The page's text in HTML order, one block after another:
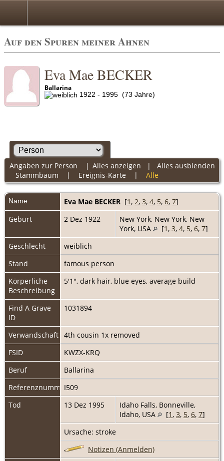
Auf den Spuren meiner Ahnen
Eva Mae BECKER
Ballarina
1922 - 1995 (73 Jahre)
Alles anzeigen | Alles ausblenden
Angaben zur Person |
Stammbaum | Ereignis-Karte | Alle
Name Eva Mae BECKER [1 , 2, 3, 4, 5, 6, 7]
Geburt
2 Dez 1922
New York, New York, New
York, USA
[1 , 3, 4, 5, 6, 7]
Geschlecht
weiblich
Stand
famous person
Körperliche
Beschreibung
5'1", dark hair, blue eyes, average build
Find A Grave
ID
1031894
Verwandschaft 4th cousin 1x removed
FSID
KWZX-KRQ
Beruf
Ballarina
ReferenznummerI509
Tod
13 Dez 1995
Idaho Falls, Bonneville,
Idaho, USA
[1 , 3, 5, 6, 7]
Ursache: stroke
Notizen (Anmelden)